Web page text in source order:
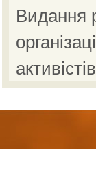
Видання